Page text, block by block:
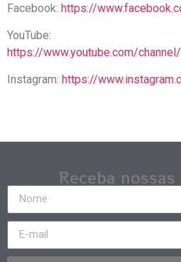
Facebook: https://
YouTube:
https://www.youtube.com/
Instagram: https://
Receba